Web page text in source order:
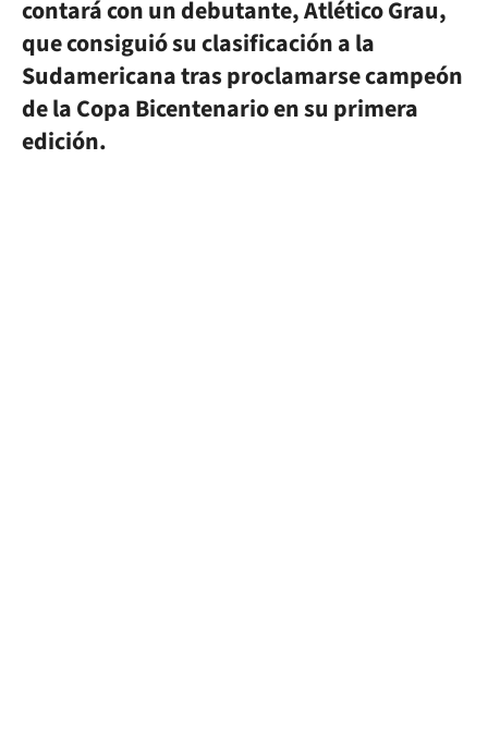
contará con un debutante, Atlético Grau,
que consiguió su clasificación a la
Sudamericana tras proclamarse campeón
de la Copa Bicentenario en su primera
edición.